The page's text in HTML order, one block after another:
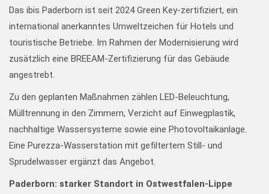
Das ibis Paderborn ist seit 2024 Green Key-zertifiziert, ein
international anerkanntes Umweltzeichen für Hotels und
touristische Betriebe. Im Rahmen der Modernisierung wird
zusätzlich eine BREEAM-Zertifizierung für das Gebäude
angestrebt.
Zu den geplanten Maßnahmen zählen LED-Beleuchtung,
Mülltrennung in den Zimmern, Verzicht auf Einwegplastik,
nachhaltige Wassersysteme sowie eine Photovoltaikanlage.
Eine Purezza-Wasserstation mit gefiltertem Still- und
Sprudelwasser ergänzt das Angebot.
Paderborn: starker Standort in Ostwestfalen-Lippe